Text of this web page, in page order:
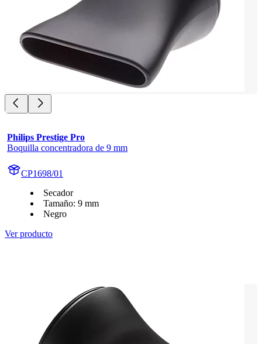
Philips Prestige Pro
Boquilla concentradora de 9 mm
CP1698/01
Secador
Tamaño: 9 mm
Negro
Ver producto